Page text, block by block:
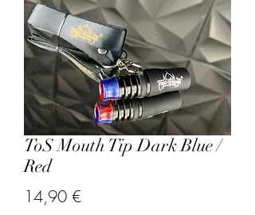
ToS Mouth Tip Dark Blue /
Red
14,90 €Precio